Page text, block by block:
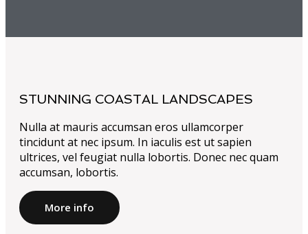
STUNNING COASTAL LANDSCAPES
Nulla at mauris accumsan eros ullamcorper
tincidunt at nec ipsum. In iaculis est ut sapien
ultrices, vel feugiat nulla lobortis. Donec nec quam
accumsan, lobortis.
More info